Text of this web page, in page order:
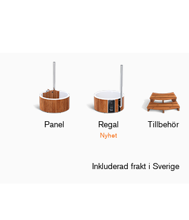
Panel Regal
Nyhet
Tillbehör
Inkluderad frakt i Sverige